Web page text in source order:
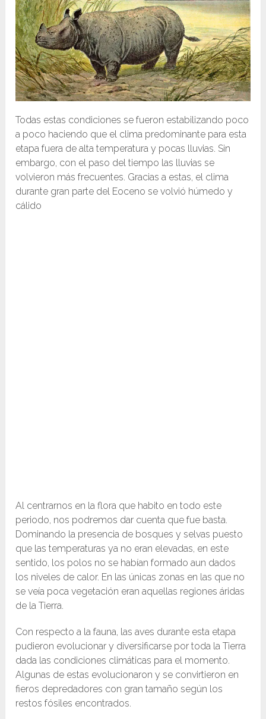
Todas estas condiciones se fueron estabilizando poco
a poco haciendo que el clima predominante para esta
etapa fuera de alta temperatura y pocas lluvias. Sin
embargo, con el paso del tiempo las lluvias se
volvieron más frecuentes. Gracias a estas, el clima
durante gran parte del Eoceno se volvió húmedo y
cálido
Al centrarnos en la flora que habito en todo este
periodo, nos podremos dar cuenta que fue basta.
Dominando la presencia de bosques y selvas puesto
que las temperaturas ya no eran elevadas, en este
sentido, los polos no se habían formado aun dados
los niveles de calor. En las únicas zonas en las que no
se veía poca vegetación eran aquellas regiones áridas
de la Tierra.
Con respecto a la fauna, las aves durante esta etapa
pudieron evolucionar y diversificarse por toda la Tierra
dada las condiciones climáticas para el momento.
Algunas de estas evolucionaron y se convirtieron en
fieros depredadores con gran tamaño según los
restos fósiles encontrados.